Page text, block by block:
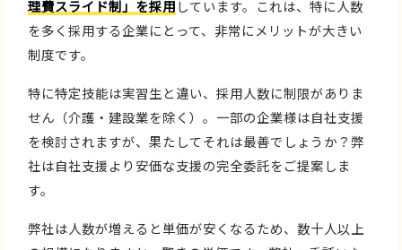
理費スライド制」を採用しています。これは、特に人数
を多く採用する企業にとって、非常にメリットが大きい
制度です。
特に特定技能は実習生と違い、採用人数に制限がありま
せん（介護・建設業を除く）。一部の企業様は自社支援
を検討されますが、果たしてそれは最善でしょうか？弊
社は自社支援より安価な支援の完全委託をご提案しま
す。
弊社は人数が増えると単価が安くなるため、数十人以上